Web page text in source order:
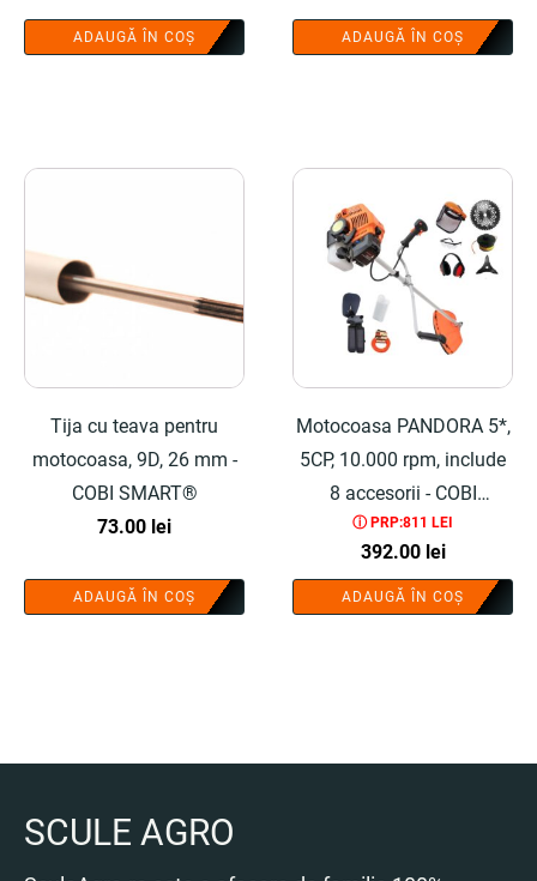
ADAUGĂ ÎN COȘ ADAUGĂ ÎN COȘ
Tija cu teava pentru
motocoasa, 9D, 26 mm -
COBI SMART®
73.00 lei
ADAUGĂ ÎN COȘ
Motocoasa PANDORA 5*,
5CP, 10.000 rpm, include
8 accesorii - COBI
SMART®
ⓘ PRP:811 LEI
392.00 lei
ADAUGĂ ÎN COȘ
SCULE AGRO